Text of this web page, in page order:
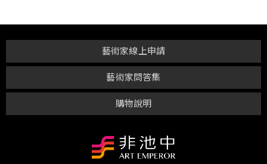
購物說明
藝術家問答集
藝術家線上申請